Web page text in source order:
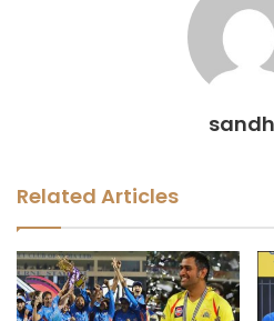
Related Articles